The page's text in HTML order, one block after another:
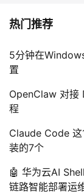
热门推荐
5分钟在
置
OpenClaw 对接
程
Claude Code 这
装的7个
🤖 华为云AI
链路智能部署运